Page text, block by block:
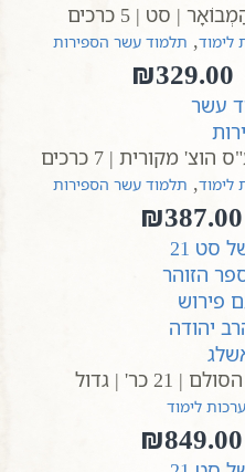
| סט | 5 כרכים
לימוד, תלמוד עשר הספירות
₪329.00
טווח
מקורית | 7 כרכים
לימוד, תלמוד עשר הספירות
המחיר
₪387.00
המחיר
כר' | גדול
לימוד
המחיר
₪849.00
המחיר